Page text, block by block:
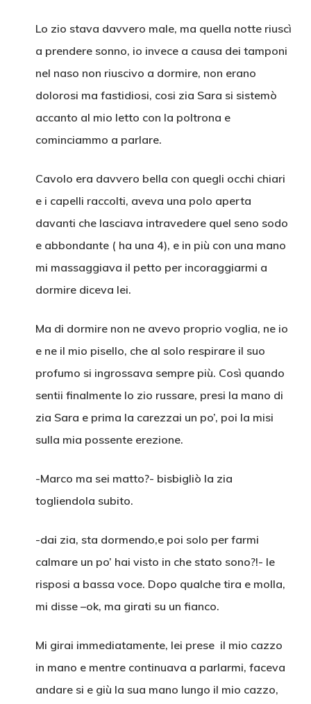
Lo zio stava davvero male, ma quella notte riuscì
a prendere sonno, io invece a causa dei tamponi
nel naso non riuscivo a dormire, non erano
dolorosi ma fastidiosi, cosi zia Sara si sistemò
accanto al mio letto con la poltrona e
cominciammo a parlare.
Cavolo era davvero bella con quegli occhi chiari
e i capelli raccolti, aveva una polo aperta
davanti che lasciava intravedere quel seno sodo
e abbondante ( ha una 4), e in più con una mano
mi massaggiava il petto per incoraggiarmi a
dormire diceva lei.
Ma di dormire non ne avevo proprio voglia, ne io
e ne il mio pisello, che al solo respirare il suo
profumo si ingrossava sempre più. Così quando
sentii finalmente lo zio russare, presi la mano di
zia Sara e prima la carezzai un po’, poi la misi
sulla mia possente erezione.
-Marco ma sei matto?- bisbigliò la zia
togliendola subito.
-dai zia, sta dormendo,e poi solo per farmi
calmare un po’ hai visto in che stato sono?!- le
risposi a bassa voce. Dopo qualche tira e molla,
mi disse –ok, ma girati su un fianco.
Mi girai immediatamente, lei prese il mio cazzo
in mano e mentre continuava a parlarmi, faceva
andare si e giù la sua mano lungo il mio cazzo,